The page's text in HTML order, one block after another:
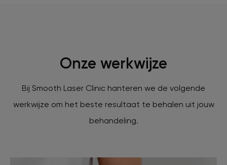
Onze werkwijze
Bij Smooth Laser Clinic hanteren we de volgende
werkwijze om het beste resultaat te behalen uit jouw
behandeling.